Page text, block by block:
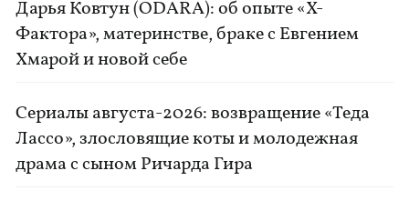
Дарья Ковтун (ODARA): об опыте «Х-
Фактора», материнстве, браке с Евгением
Хмарой и новой себе
Сериалы августа-2026: возвращение «Теда
Лассо», злословящие коты и молодежная
драма с сыном Ричарда Гира